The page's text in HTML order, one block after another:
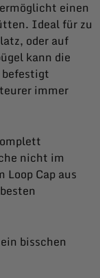
einen
Ideal für zu
oder auf
kann die
befestigt
immer
nicht im
Cap aus
bisschen